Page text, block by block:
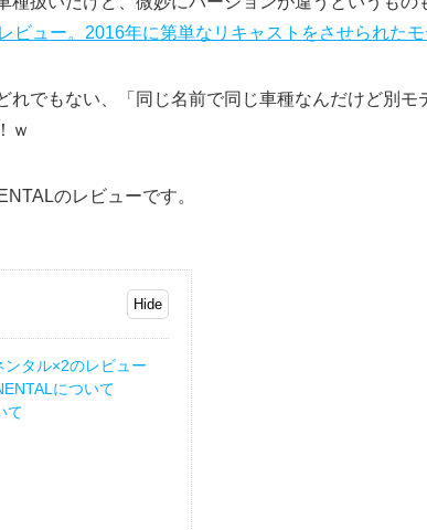
ビュー。2016年に第単なリキャストをさせられたモ
れでもない、「同じ名前で同じ車種なんだけど別モ
ｗ
のレビューです。
ンタル×2のレビュー
について
て